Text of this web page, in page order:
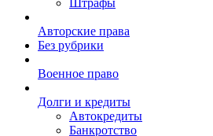
Штрафы
Авторские права
Без рубрики
Военное право
Долги и кредиты
Автокредиты
Банкротство